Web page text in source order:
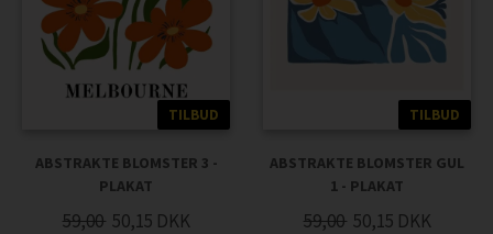
TILBUD
ABSTRAKTE BLOMSTER 3 -
PLAKAT
59,00 50,15 DKK
TILBUD
ABSTRAKTE BLOMSTER GUL
1 - PLAKAT
59,00 50,15 DKK